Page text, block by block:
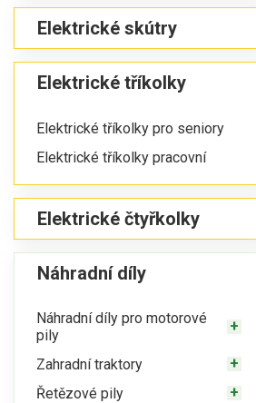
Elektrické skútry
Elektrické tříkolky
Elektrické tříkolky pro seniory
Elektrické tříkolky pracovní
Elektrické čtyřkolky
Náhradní díly
Náhradní díly pro motorové
pily
Zahradní traktory
Řetězové pily